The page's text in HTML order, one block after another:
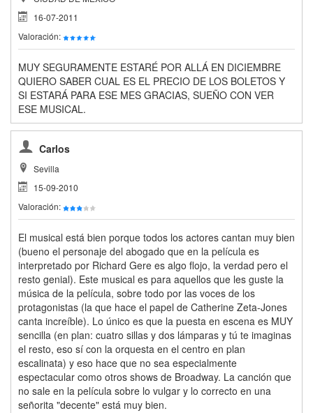
16-07-2011
Valoración:
MUY SEGURAMENTE ESTARÉ POR ALLÁ EN DICIEMBRE
QUIERO SABER CUAL ES EL PRECIO DE LOS BOLETOS Y
SI ESTARÁ PARA ESE MES GRACIAS, SUEÑO CON VER
ESE MUSICAL.
Carlos
Sevilla
15-09-2010
Valoración:
El musical está bien porque todos los actores cantan muy bien
(bueno el personaje del abogado que en la película es
interpretado por Richard Gere es algo flojo, la verdad pero el
resto genial). Este musical es para aquellos que les guste la
música de la película, sobre todo por las voces de los
protagonistas (la que hace el papel de Catherine Zeta-Jones
canta increíble). Lo único es que la puesta en escena es MUY
sencilla (en plan: cuatro sillas y dos lámparas y tú te imaginas
el resto, eso sí con la orquesta en el centro en plan
escalinata) y eso hace que no sea especialmente
espectacular como otros shows de Broadway. La canción que
no sale en la película sobre lo vulgar y lo correcto en una
señorita "decente" está muy bien.